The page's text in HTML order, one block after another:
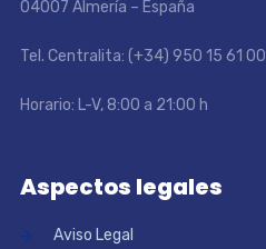
04007 Almería – España
Tel. Centralita: (+34) 950 15 61 00
Horario: L-V, 8:00 a 21:00 h
Aspectos legales
Aviso Legal